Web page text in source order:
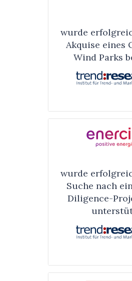
wurde
Akquise eines
Wind Parks
wurde
Suche nach
Diligence-